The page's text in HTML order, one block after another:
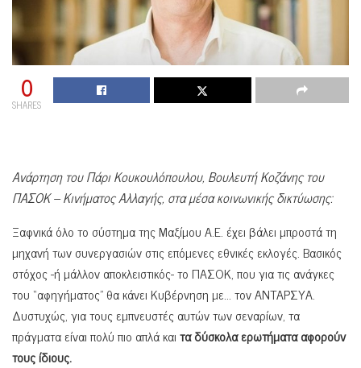
0
SHARES
Ανάρτηση του Πάρι Κουκουλόπουλου, Βουλευτή Κοζάνης του
ΠΑΣΟΚ – Κινήματος Αλλαγής, στα μέσα κοινωνικής δικτύωσης:
Ξαφνικά όλο το σύστημα της Μαξίμου Α.Ε. έχει βάλει μπροστά τη
μηχανή των συνεργασιών στις επόμενες εθνικές εκλογές. Βασικός
στόχος -ή μάλλον αποκλειστικός- το ΠΑΣΟΚ, που για τις ανάγκες
του “αφηγήματος” θα κάνει Κυβέρνηση με… τον ΑΝΤΑΡΣΥΑ.
Δυστυχώς, για τους εμπνευστές αυτών των σεναρίων, τα
πράγματα είναι πολύ πιο απλά καιτα δύσκολα ερωτήματα αφορούν
τους ίδιους.